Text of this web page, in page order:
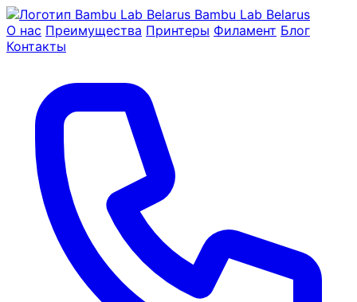
Bambu Lab Belarus
О нас Преимущества Принтеры Филамент Блог
Контакты